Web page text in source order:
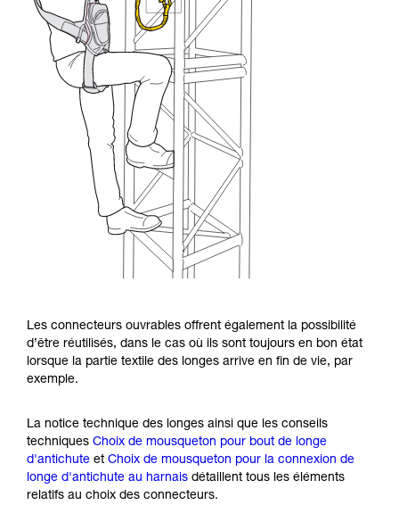
Les connecteurs ouvrables offrent également la possibilité
d’être réutilisés, dans le cas où ils sont toujours en bon état
lorsque la partie textile des longes arrive en fin de vie, par
exemple.
La notice technique des longes ainsi que les conseils
techniques Choix de mousqueton pour bout de longe
d'antichute et Choix de mousqueton pour la connexion de
longe d'antichute au harnais détaillent tous les éléments
relatifs au choix des connecteurs.